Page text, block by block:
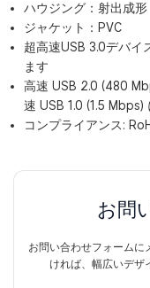
ハウジング：射出成形
ジャケット：PVC
超高速USB 3.0デバイ
ます
高速 USB 2.0 (480
速 USB 1.0 (1.5 Mbps)
コンプライアンス:
お問
お問い合わせフォームに
ければ、幅広いデザ